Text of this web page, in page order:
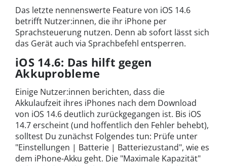
Das letzte nennenswerte Feature von iOS 14.6
betrifft Nutzer:innen, die ihr iPhone per
Sprachsteuerung nutzen. Denn ab sofort lässt sich
das Gerät auch via Sprachbefehl entsperren.
iOS 14.6: Das hilft gegen
Akkuprobleme
Einige Nutzer:innen berichten, dass die
Akkulaufzeit ihres iPhones nach dem Download
von iOS 14.6 deutlich zurückgegangen ist. Bis iOS
14.7 erscheint (und hoffentlich den Fehler behebt),
solltest Du zunächst Folgendes tun: Prüfe unter
"Einstellungen | Batterie | Batteriezustand", wie es
dem iPhone-Akku geht. Die "Maximale Kapazität"